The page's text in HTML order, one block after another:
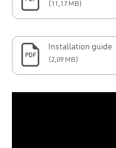
(11,17 MB)
PDF
Installation guide
(2,09 MB)